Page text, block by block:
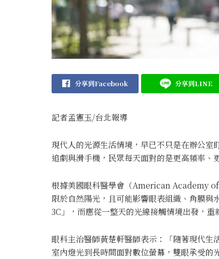
分享到Facebook 分享到LINE
記者孟憲玉/台北報導
現代人的光源生活情境，早已不只是在辦公
追劇與滑手機，民眾每天面對的是更高頻率、
根據美國眼科醫學會（American Academy
限於自然陽光，且可能影響眼表組織、角膜
3C」，而應從一整天的光線接觸情境出發，重
眼科主治醫師黃楚軒醫師表示：「隨著現代生
室內燈光到長時間面對數位螢幕，雙眼承受